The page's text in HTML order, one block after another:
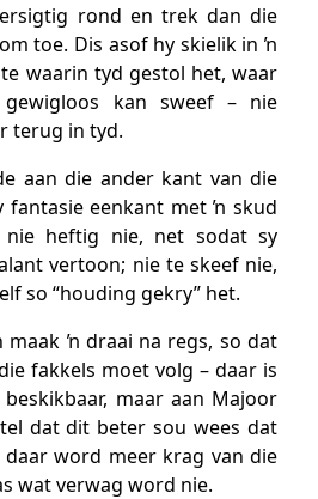
rond en trek dan die
toe. Dis asof hy skielik in ŉ
waarin tyd gestol het, waar
kan sweef – nie
terug in tyd.
aan die ander kant van die
fantasie eenkant met ŉ skud
heftig nie, net sodat sy
vertoon; nie te skeef nie,
so “houding gekry” het.
maak ŉ draai na regs, so dat
fakkels moet volg – daar is
maar aan Majoor
dat dit beter sou wees dat
word meer krag van die
wat verwag word nie.